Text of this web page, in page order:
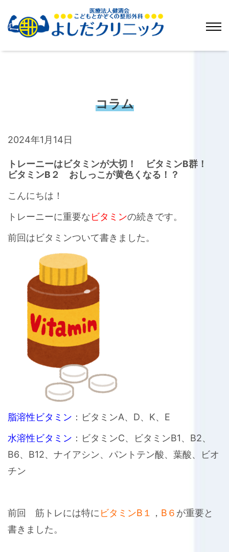
コラム
2024年1月14日
トレーニーはビタミンが大切！ ビタミンB群！
ビタミンB２ おしっこが黄色くなる！？
こんにちは！
トレーニーに重要なビタミンの続きです。
前回はビタミンついて書きました。
脂溶性ビタミン ：ビタミンA、D、K、E
水溶性ビタミン ：ビタミンC、ビタミンB1、B2、
B6、B12、ナイアシン、パントテン酸、葉酸、ビオ
チン
前回 筋トレには特に ビタミンB１ ， B６ が重要と
書きました。